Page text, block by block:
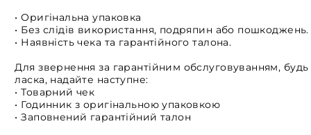
• Оригінальна упаковка
• Без слідів використання, подряпин або пошкоджень.
• Наявність чека та гарантійного талона.
Для звернення за гарантійним обслуговуванням, будь
ласка, надайте наступне:
• Товарний чек
• Годинник з оригінальною упаковкою
• Заповнений гарантійний талон